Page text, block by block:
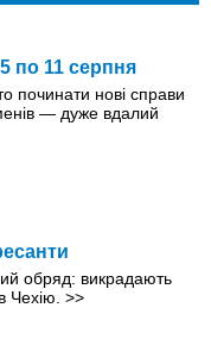
11 серпня
починати нові справи
— дуже вдалий
обряд: викрадають
Чехію. >>